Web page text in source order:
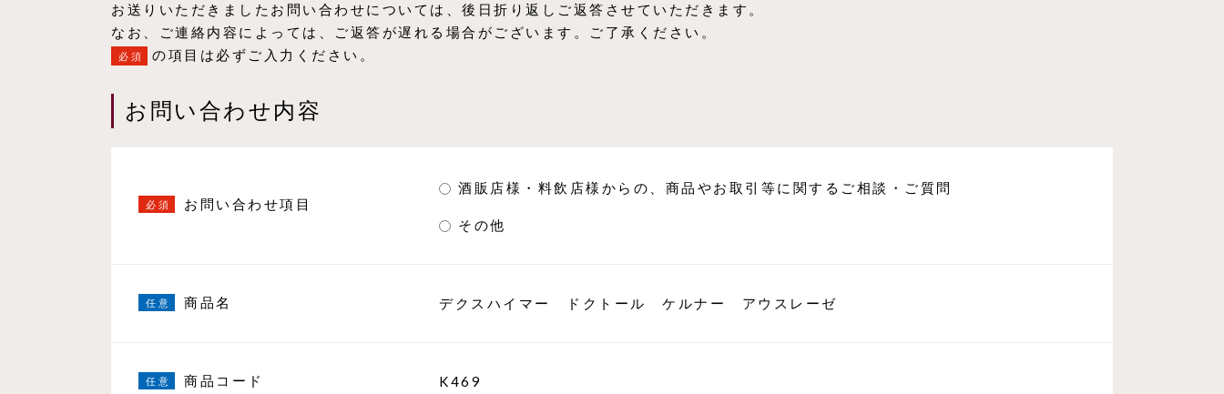
お送りいただきましたお問い合わせについては、後日折り返しご返答させていただきます。
なお、ご連絡内容によっては、ご返答が遅れる場合がございます。ご了承ください。
必須 の項目は必ずご入力ください。
お問い合わせ内容
お問い合わせ項目
酒販店様・料飲店様からの、商品やお取引等に関するご相談・ご質問
その他
商品名 デクスハイマー ドクトール ケルナー アウスレーゼ
商品コード K469